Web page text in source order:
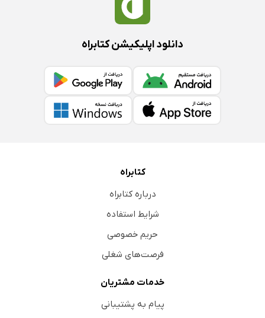
دانلود اپلیکیشن کتابراه
کتابراه
درباره کتابراه
شرایط استفاده
حریم خصوصی
فرصت‌های شغلی
خدمات مشتریان
پیام به پشتیبانی